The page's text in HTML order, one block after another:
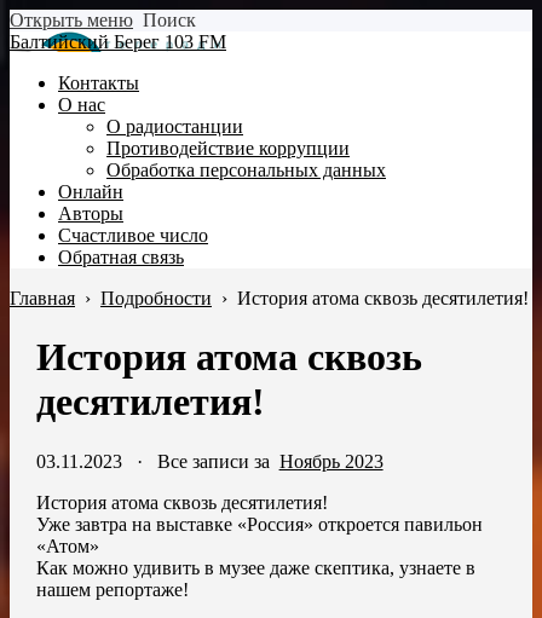
Открыть меню Поиск
Балтийский Берег 103 FM
Контакты
О нас
О радиостанции
Противодействие коррупции
Обработка персональных данных
Онлайн
Авторы
Счастливое число
Обратная связь
Главная › Подробности › История атома сквозь десятилетия!
История атома сквозь
десятилетия!
03.11.2023· Все записи за Ноябрь 2023
История атома сквозь десятилетия!
Уже завтра на выставке «Россия» откроется павильон
«Атом»
Как можно удивить в музее даже скептика, узнаете в
нашем репортаже!